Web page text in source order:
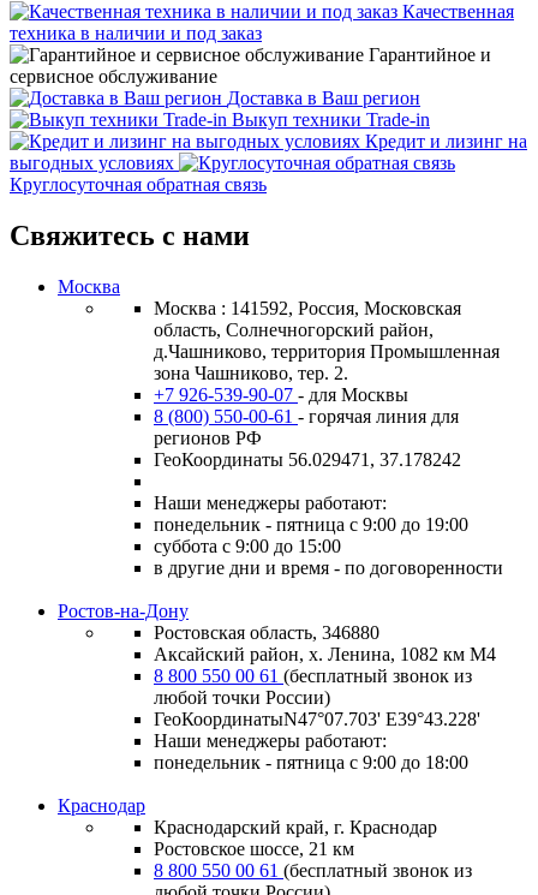
Качественная
техника в наличии и под заказ
Гарантийное и
сервисное обслуживание
Доставка в Ваш регион
Выкуп техники Trade-in
Кредит и лизинг на
выгодных условиях
Круглосуточная обратная связь
Свяжитесь с нами
Москва
Москва : 141592, Россия, Московская
область, Солнечногорский район,
д.Чашниково, территория Промышленная
зона Чашниково, тер. 2.
+7 926-539-90-07 - для Москвы
8 (800) 550-00-61 - горячая линия для
регионов РФ
ГеоКоординаты 56.029471, 37.178242
Наши менеджеры работают:
понедельник - пятница с 9:00 до 19:00
суббота с 9:00 до 15:00
в другие дни и время - по договоренности
Ростов-на-Дону
Ростовская область, 346880
Аксайский район, х. Ленина, 1082 км М4
8 800 550 00 61 (бесплатный звонок из
любой точки России)
ГеоКоординатыN47°07.703' E39°43.228'
Наши менеджеры работают:
понедельник - пятница с 9:00 до 18:00
Краснодар
Краснодарский край, г. Краснодар
Ростовское шоссе, 21 км
8 800 550 00 61 (бесплатный звонок из